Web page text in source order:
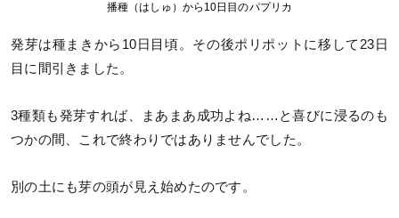
播種（はしゅ）から10日目のパプリカ
発芽は種まきから10日目頃。その後ポリポットに移して23日
目に間引きました。
3種類も発芽すれば、まあまあ成功よね……と喜びに浸るのも
つかの間、これで終わりではありませんでした。
別の土にも芽の頭が見え始めたのです。